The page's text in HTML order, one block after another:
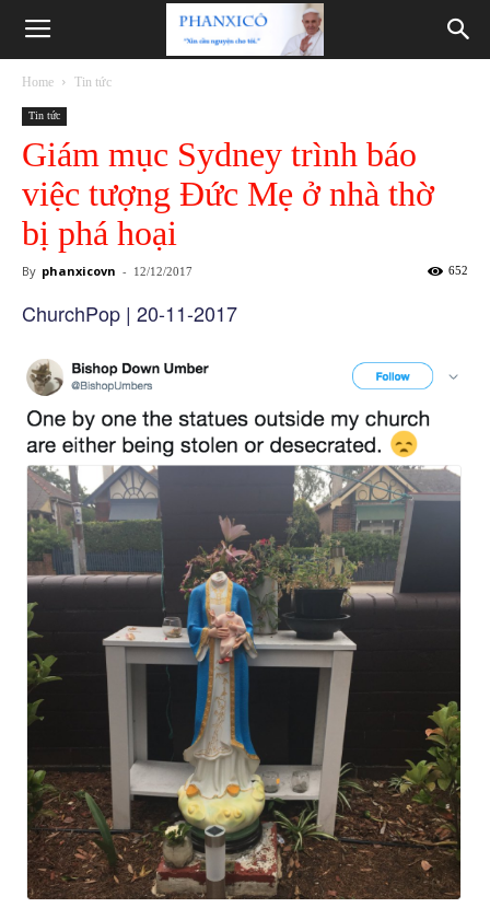
Phanxicô
Home Tin tức
Tin tức
Giám mục Sydney trình báo
việc tượng Đức Mẹ ở nhà thờ
bị phá hoại
By phanxicovn - 12/12/2017 652
ChurchPop | 20-11-2017